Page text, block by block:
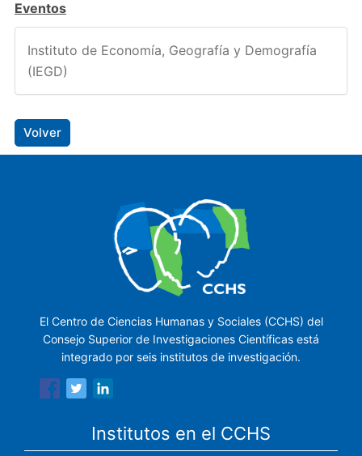
Eventos
Instituto de Economía, Geografía y Demografía
(IEGD)
Volver
El Centro de Ciencias Humanas y Sociales (CCHS) del
Consejo Superior de Investigaciones Científicas está
integrado por seis institutos de investigación.
Institutos en el CCHS